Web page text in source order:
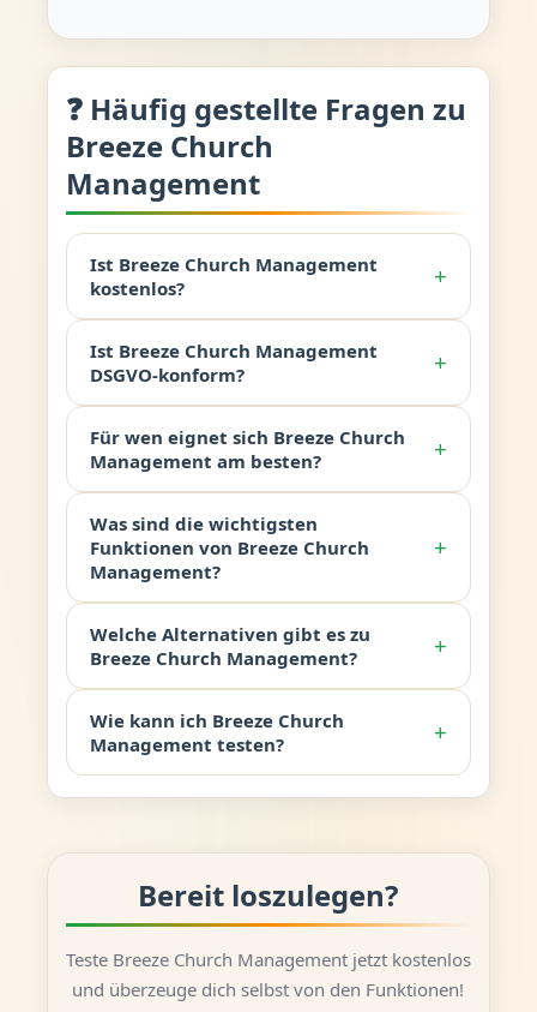
❓ Häufig gestellte Fragen zu
Breeze Church
Management
Ist Breeze Church Management
kostenlos?
+
Ist Breeze Church Management
DSGVO-konform?
+
Für wen eignet sich Breeze Church
Management am besten?
+
Was sind die wichtigsten
Funktionen von Breeze Church
Management?
+
Welche Alternativen gibt es zu
Breeze Church Management?
+
Wie kann ich Breeze Church
Management testen?
+
Bereit loszulegen?
Teste Breeze Church Management jetzt kostenlos
und überzeuge dich selbst von den Funktionen!